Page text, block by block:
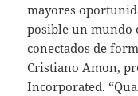
mayores
posible un mundo
conectados de
Cristiano Amon,
Incorporated.